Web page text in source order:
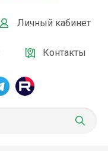
Личный кабинет
Контакты